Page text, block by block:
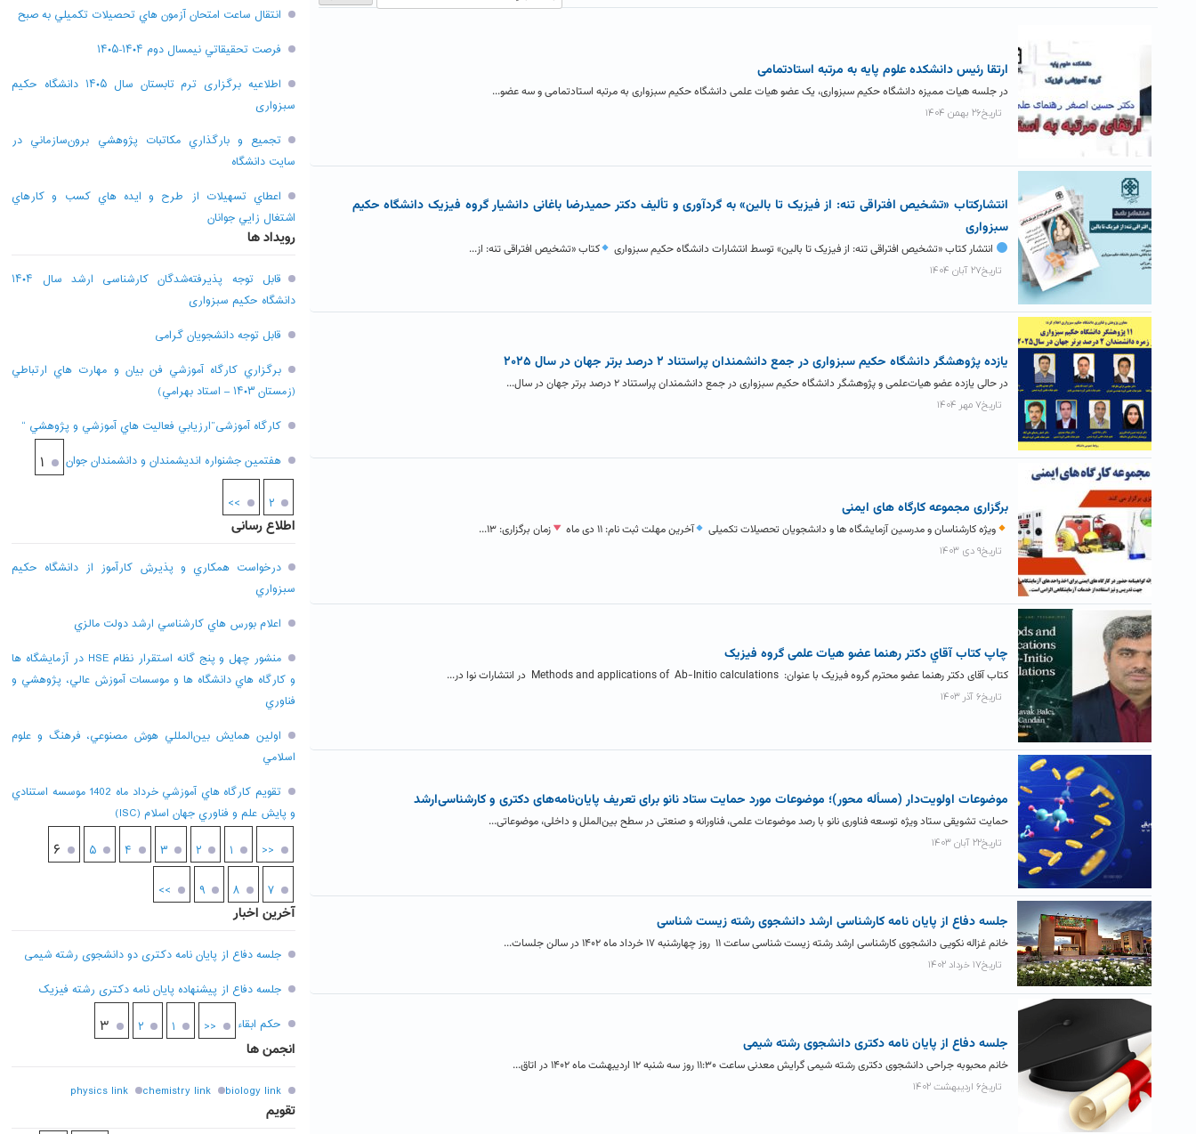
ارتقا رئیس دانشکده علوم پایه به مرتبه استادتمامی
در جلسه هیات ممیزه دانشگاه حکیم سبزواری، یک عضو هیات علمی دانشگاه حکیم سبزواری به مرتبه استادتمامی و سه عضو...
تاریخ۲۶ بهمن ۱۴۰۴
انتشارکتاب «تشخیص افتراقی تنه: از فیزیک تا بالین» به گردآوری و تألیف دکتر حمیدرضا باغانی دانشیار گروه فیزیک دانشگاه حکیم
سبزواری
انتشار کتاب «تشخیص افتراقی تنه: از فیزیک تا بالین» توسط انتشارات دانشگاه حکیم سبزواری کتاب «تشخیص افتراقی تنه: از...
تاریخ۲۷ آبان ۱۴۰۴
یازده پژوهشگر دانشگاه حکیم سبزواری در جمع دانشمندان پراستناد ۲ درصد برتر جهان در سال ۲۰۲۵
در حالی یازده عضو هیات‌علمی و پژوهشگر دانشگاه حکیم سبزواری در جمع دانشمندان پراستناد ۲ درصد برتر جهان در سال...
تاریخ۷ مهر ۱۴۰۴
برگزاری مجموعه کارگاه های ایمنی
ویژه کارشناسان و مدرسین آزمایشگاه ها و دانشجویان تحصیلات تکمیلی آخرین مهلت ثبت نام: ۱۱ دی ماه زمان برگزاری: ۱۳...
تاریخ۹ دی ۱۴۰۳
چاپ کتاب آقاي دکتر رهنما عضو هیات علمی گروه فیزیک
کتاب آقای دکتر رهنما عضو محترم گروه فیزیک با عنوان: Methods and applications of Ab-Initio calculations در انتشارات نوا در...
تاریخ۶ آذر ۱۴۰۳
موضوعات اولویت‌دار (مسأله محور)؛ موضوعات مورد حمایت ستاد نانو برای تعریف پایان‌نامه‌های دکتری و کارشناسی‌ارشد
حمایت تشویقی ستاد ویژه توسعه فناوری نانو با رصد موضوعات علمی، فناورانه و صنعتی در سطح بین‌الملل و داخلی، موضوعاتی...
تاریخ۲۲ آبان ۱۴۰۳
جلسه دفاع از پایان نامه کارشناسی ارشد دانشجوی رشته زیست شناسی
خانم غزاله نکویی دانشجوی کارشناسی ارشد رشته زیست شناسی ساعت ۱۱ روز چهارشنبه ۱۷ خرداد ماه ۱۴۰۲ در سالن جلسات...
تاریخ۱۷ خرداد ۱۴۰۲
جلسه دفاع از پایان نامه دکتری دانشجوی رشته شیمی
خانم محبوبه جراحی دانشجوی دکتری رشته شیمی گرایش معدنی ساعت ۱۱:۳۰ روز سه شنبه ۱۲ اردیبهشت ماه ۱۴۰۲ در اتاق...
تاریخ۶ اردیبهشت ۱۴۰۲
انتقال ساعت امتحان آزمون هاي تحصيلات تکميلي به صبح
فرصت تحقيقاتي نیمسال دوم ۱۴۰۴-۱۴۰۵
اطلاعیه برگزاری ترم تابستان سال ۱۴۰۵ دانشگاه حکیم
سبزواری
تجميع و بارگذاري مکاتبات پژوهشي برون‌سازماني در
سايت دانشگاه
اعطاي تسهيلات از طرح و ايده هاي کسب و کارهاي
اشتغال زايي جوانان
رویداد ها
قابل توجه پذیرفته‌شدگان کارشناسی ارشد سال ۱۴۰۴
دانشگاه حکیم سبزواری
قابل توجه دانشجویان گرامی
برگزاري کارگاه آموزشي فن بيان و مهارت هاي ارتباطي
(زمستان ۱۴۰۳ – استاد بهرامي)
کارگاه آموزشی”ارزيابي فعاليت هاي آموزشي و پژوهشي “
هفتمين جشنواره انديشمندان و دانشمندان جوان
۱
۲ >>
اطلاع رسانی
درخواست همکاري و پذيرش کارآموز از دانشگاه حکيم
سبزواري
اعلام بورس هاي کارشناسي ارشد دولت مالزي
منشور چهل و پنج گانه استقرار نظام HSE در آزمايشگاه ها
و کارگاه هاي دانشگاه ها و موسسات آموزش عالي، پژوهشي و
فناوري
اولين همايش بين‌المللي هوش مصنوعي، فرهنگ و علوم
اسلامي
تقويم کارگاه هاي آموزشي خرداد ماه 1402 موسسه استنادي
و پايش علم و فناوري جهان اسلام (ISC)
<< ۱ ۲ ۳ ۴ ۵ ۶
۷ ۸ ۹ >>
آخرین اخبار
جلسه دفاع از پایان نامه دکتری دو دانشجوی رشته شیمی
جلسه دفاع از پیشنهاده پایان نامه دکتری رشته فیزیک
حکم ابقاء
<< ۱ ۲ ۳
انجمن ها
biology link
chemistry link
physics link
تقویم